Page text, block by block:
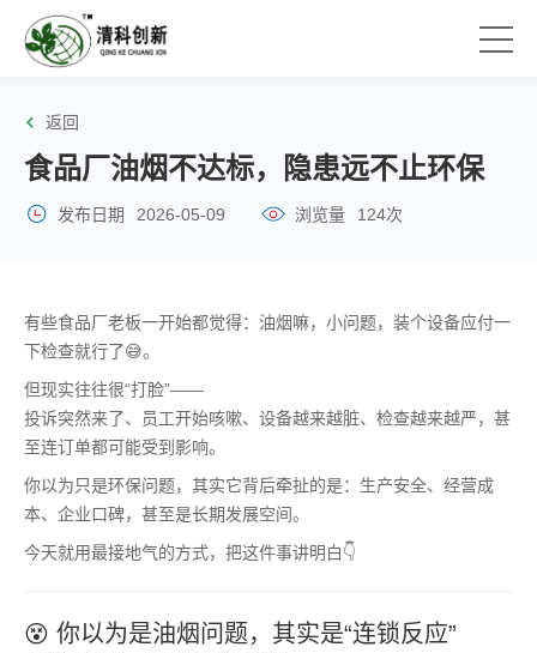
返回
食品厂油烟不达标，隐患远不止环保
发布日期 2026-05-09 浏览量 124次
有些食品厂老板一开始都觉得：油烟嘛，小问题，装个设备应付一
下检查就行了😅。
但现实往往很“打脸”——
投诉突然来了、员工开始咳嗽、设备越来越脏、检查越来越严，甚
至连订单都可能受到影响。
你以为只是环保问题，其实它背后牵扯的是：生产安全、经营成
本、企业口碑，甚至是长期发展空间。
今天就用最接地气的方式，把这件事讲明白👇
😵 你以为是油烟问题，其实是“连锁反应”